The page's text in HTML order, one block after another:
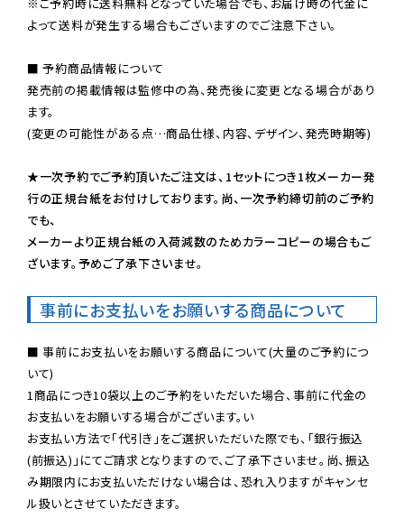
※ご予約時に送料無料となっていた場合でも、お届け時の代金に
よって送料が発生する場合もございますのでご注意下さい。
■ 予約商品情報について
発売前の掲載情報は監修中の為、発売後に変更となる場合があり
ます。
(変更の可能性がある点…商品仕様、内容、デザイン、発売時期等)
★一次予約でご予約頂いたご注文は、1セットにつき1枚メーカー発
行の正規台紙をお付けしております。尚、一次予約締切前のご予約
でも、
メーカーより正規台紙の入荷減数のためカラーコピーの場合もご
ざいます。予めご了承下さいませ。
事前にお支払いをお願いする商品について
■ 事前にお支払いをお願いする商品について(大量のご予約につ
いて)
1商品につき10袋以上のご予約をいただいた場合、事前に代金の
お支払いをお願いする場合がございます。い
お支払い方法で「代引き」をご選択いただいた際でも、「銀行振込
(前振込)」にてご請求となりますので、ご了承下さいませ。尚、振込
み期限内にお支払いただけない場合は、恐れ入りますがキャンセ
ル扱いとさせていただきます。